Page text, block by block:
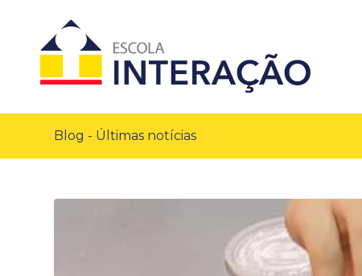
Blog - Últimas notícias